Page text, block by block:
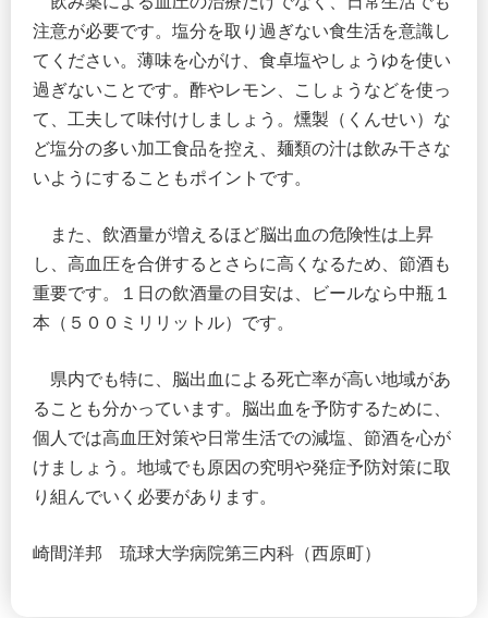
注意が必要です。塩分を取り過ぎない食生活を意識し
てください。薄味を心がけ、食卓塩やしょうゆを使い
過ぎないことです。酢やレモン、こしょうなどを使っ
て、工夫して味付けしましょう。燻製（くんせい）な
ど塩分の多い加工食品を控え、麺類の汁は飲み干さな
いようにすることもポイントです。
また、飲酒量が増えるほど脳出血の危険性は上昇
し、高血圧を合併するとさらに高くなるため、節酒も
重要です。１日の飲酒量の目安は、ビールなら中瓶１
本（５００ミリリットル）です。
県内でも特に、脳出血による死亡率が高い地域があ
ることも分かっています。脳出血を予防するために、
個人では高血圧対策や日常生活での減塩、節酒を心が
けましょう。地域でも原因の究明や発症予防対策に取
り組んでいく必要があります。
崎間洋邦 琉球大学病院第三内科（西原町）